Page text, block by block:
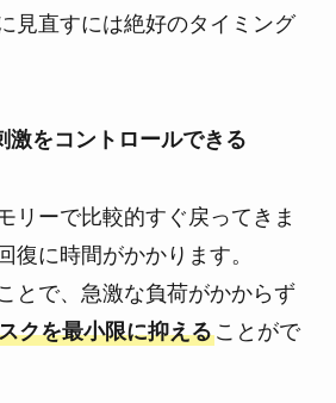
見直すには絶好のタイミング
激をコントロールできる
リーで比較的すぐ戻ってきま
復に時間がかかります。
とで、急激な負荷がかからず
クを最小限に抑えることがで